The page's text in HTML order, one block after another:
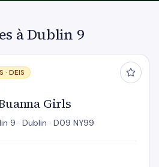
à Dublin 9
· DEIS
Girls
9 · Dublin · D09 NY99